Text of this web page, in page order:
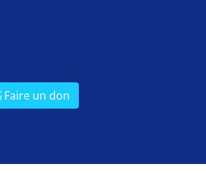
Faire un don